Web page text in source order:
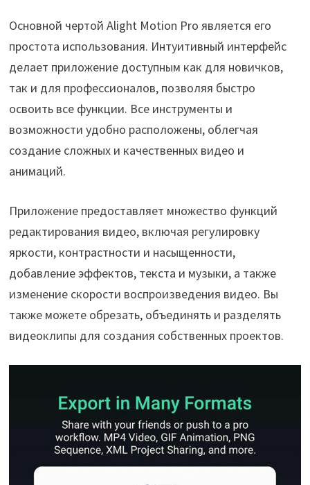
Основной чертой Alight Motion Pro является его
простота использования. Интуитивный интерфейс
делает приложение доступным как для новичков,
так и для профессионалов, позволяя быстро
освоить все функции. Все инструменты и
возможности удобно расположены, облегчая
создание сложных и качественных видео и
анимаций.
Приложение предоставляет множество функций
редактирования видео, включая регулировку
яркости, контрастности и насыщенности,
добавление эффектов, текста и музыки, а также
изменение скорости воспроизведения видео. Вы
также можете обрезать, объединять и разделять
видеоклипы для создания собственных проектов.